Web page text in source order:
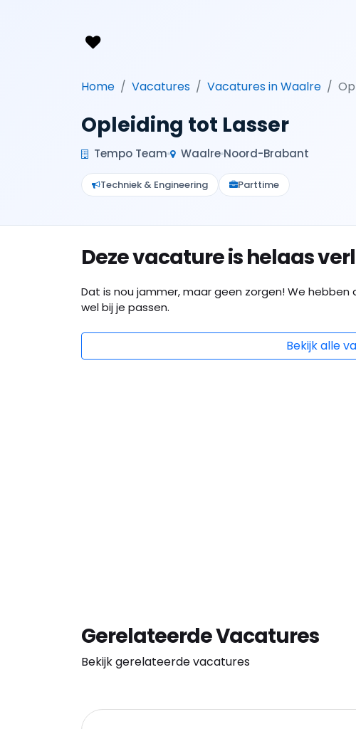
Home Vacatures Vacatures in Waalre
Opleiding tot Lasser
Tempo Team Waalre Noord-Brabant
Techniek & Engineering Parttime
Deze vacature is helaas
Dat is nou jammer, maar geen zorgen! We
wel bij je passen.
Bekijk alle
Gerelateerde Vacatures
Bekijk gerelateerde vacatures